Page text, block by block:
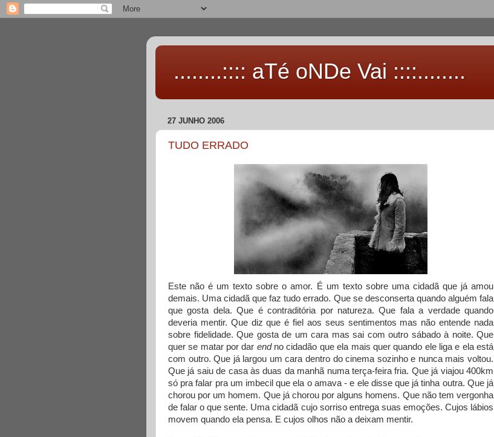
........:::: aTé oNDe Vai ::::........
27 JUNHO 2006
TUDO ERRADO
Este não é um texto sobre o amor. É um texto sobre uma cidadã que já amou
demais. Uma cidadã que faz tudo errado. Que se desconserta quando alguém fala
que gosta dela. Que é contraditória por natureza. Que fala a verdade quando
deveria mentir. Que diz que é fiel aos seus sentimentos mas não entende nada
sobre fidelidade. Que gosta de um cara mas sai com outro sábado à noite. Que
quer se matar por dar endno cidadão que ela mais quer quando ele liga e ela está
com outro. Que já largou um cara dentro do cinema sozinho e nunca mais voltou.
Que já saiu de casa às duas da manhã numa terça-feira fria. Que já viajou 400km
só pra falar pra um imbecil que ela o amava - e ele disse que já tinha outra. Que já
chorou por um homem. Que já chorou por alguns homens. Que não tem vergonha
de falar o que sente. Uma cidadã cujo sorriso entrega suas emoções. Cujos lábios
movem quando ela pensa. E cujos olhos não a deixam mentir.